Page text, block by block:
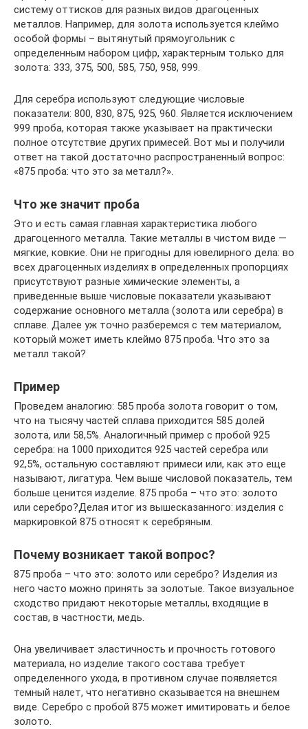
систему оттисков для разных видов драгоценных
металлов. Например, для золота используется клеймо
особой формы – вытянутый прямоугольник с
определенным набором цифр, характерным только для
золота: 333, 375, 500, 585, 750, 958, 999.
Для серебра используют следующие числовые
показатели: 800, 830, 875, 925, 960. Является исключением
999 проба, которая также указывает на практически
полное отсутствие других примесей. Вот мы и получили
ответ на такой достаточно распространенный вопрос:
«875 проба: что это за металл?».
Что же значит проба
Это и есть самая главная характеристика любого
драгоценного металла. Такие металлы в чистом виде —
мягкие, ковкие. Они не пригодны для ювелирного дела: во
всех драгоценных изделиях в определенных пропорциях
присутствуют разные химические элементы, а
приведенные выше числовые показатели указывают
содержание основного металла (золота или серебра) в
сплаве. Далее уж точно разберемся с тем материалом,
который может иметь клеймо 875 проба. Что это за
металл такой?
Пример
Проведем аналогию: 585 проба золота говорит о том,
что на тысячу частей сплава приходится 585 долей
золота, или 58,5%. Аналогичный пример с пробой 925
серебра: на 1000 приходится 925 частей серебра или
92,5%, остальную составляют примеси или, как это еще
называют, лигатура. Чем выше числовой показатель, тем
больше ценится изделие. 875 проба – что это: золото
или серебро?Делая итог из вышесказанного: изделия с
маркировкой 875 относят к серебряным.
Почему возникает такой вопрос?
875 проба – что это: золото или серебро? Изделия из
него часто можно принять за золотые. Такое визуальное
сходство придают некоторые металлы, входящие в
состав, в частности, медь.
Она увеличивает эластичность и прочность готового
материала, но изделие такого состава требует
определенного ухода, в противном случае появляется
темный налет, что негативно сказывается на внешнем
виде. Серебро с пробой 875 может имитировать и белое
золото.